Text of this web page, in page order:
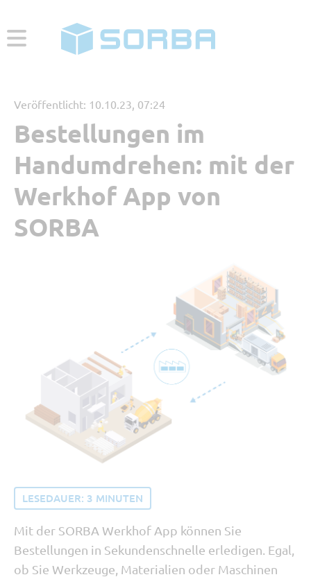
ABONNIERENZUR WEBSEITE
Menü
Aktuelle Beiträge
Beliebt
SORBA erleben
Buchhaltung und Recht
Software Updates
Veröffentlicht: 10.10.23, 07:24
Bestellungen im
Handumdrehen: mit der
Werkhof App von
SORBA
LESEDAUER: 3 MINUTEN
Mit der SORBA Werkhof App können Sie
Bestellungen in Sekundenschnelle erledigen. Egal,
ob Sie Werkzeuge, Materialien oder Maschinen